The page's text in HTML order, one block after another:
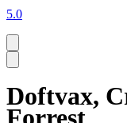
5.0
Doftvax,